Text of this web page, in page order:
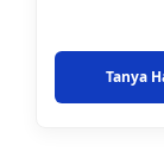
Tanya